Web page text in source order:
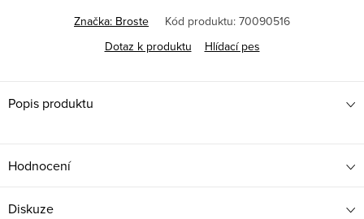
Značka: Broste Kód produktu: 70090516
Dotaz k produktu
Hlídací pes
Popis produktu
Hodnocení
Diskuze